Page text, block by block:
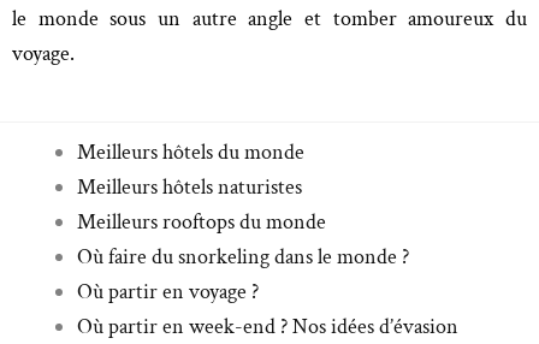
le monde sous un autre angle et tomber amoureux du
voyage.
Meilleurs hôtels du monde
Meilleurs hôtels naturistes
Meilleurs rooftops du monde
Où faire du snorkeling dans le monde ?
Où partir en voyage ?
Où partir en week-end ? Nos idées d’évasion